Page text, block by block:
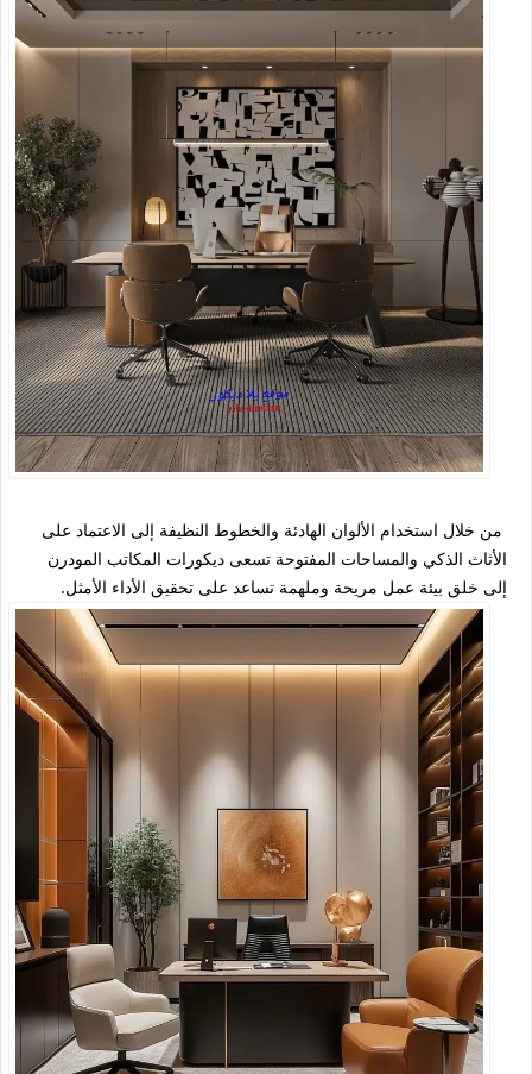
من خلال استخدام الألوان الهادئة والخطوط النظيفة إلى الاعتماد على
الأثاث الذكي والمساحات المفتوحة تسعى ديكورات المكاتب المودرن
إلى خلق بيئة عمل مريحة وملهمة تساعد على تحقيق الأداء الأمثل.